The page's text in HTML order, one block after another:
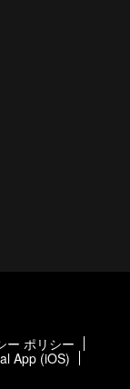
ー ポリシー
App (iOS)